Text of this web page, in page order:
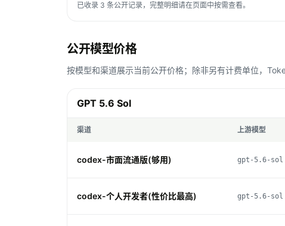
已收录 3 条公开记录，完整明细请在页面中按需查看。
公开模型价格
按模型和渠道展示当前公开价格；除非另有计费单位，
GPT 5.6 Sol
渠道 上游模型
codex-市面流通版(够用) gpt-5.6-sol
codex-个人开发者(性价比最高) gpt-5.6-sol